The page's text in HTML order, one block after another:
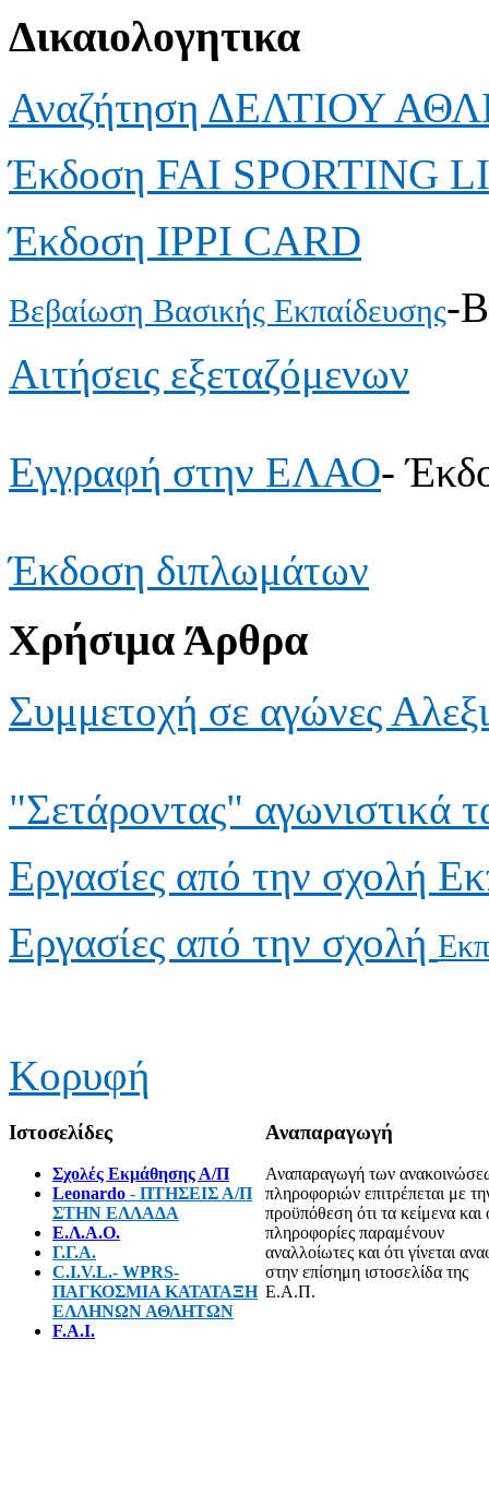
Δικαιολογητικα
Αναζήτηση ΔΕΛΤΙΟΥ
Έκδοση FAI SPORTING
Έκδοση IPPI CARD
Βεβαίωση Βασικής Εκπαίδευσης-
Αιτήσεις εξεταζόμενων
Εγγραφή στην ΕΛΑΟ-
Έκδοση διπλωμάτων
Χρήσιμα Άρθρα
Συμμετοχή σε αγώνες
"Σετάροντας" αγωνιστικά
Εργασίες από την σχολή
Εργασίες από την σχολή
Κορυφή
Ιστοσελίδες
Σχολές Εκμάθησης Α/Π
Leonardo - ΠΤΗΣΕΙΣ Α/Π
ΣΤΗΝ ΕΛΛΑΔΑ
E.Λ.Α.Ο.
Γ.Γ.Α.
C.I.V.L.- WPRS-
ΠΑΓΚΟΣΜΙΑ ΚΑΤΑΤΑΞΗ
ΕΛΛΗΝΩΝ ΑΘΛΗΤΩΝ
F.A.I.
Αναπαραγωγή
Αναπαραγωγή των
πληροφοριών επιτρέπεται με
προϋπόθεση ότι τα κείμενα και
πληροφορίες παραμένουν
αναλλοίωτες και ότι γίνεται
στην επίσημη ιστοσελίδα της
Ε.Α.Π.